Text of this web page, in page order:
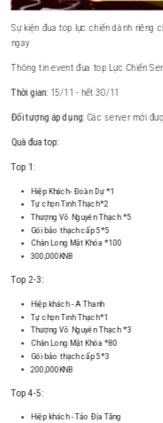
Sự kiện đua top lực chiến dành riêng
ngay
Thông tin event đua top Lực Chiến
Thời gian: 15/11 - hết 30/11
Đối tượng áp dụng:Các server mới
Quà đua top:
Top 1:
Hiệp Khách- Đoàn Dự *1
Tự chọn Tinh Thạch*2
Thượng Võ Nguyên Thạch *5
Gói bảo thạch cấp 5*5
Chân Long Mật Khóa *100
300,000KNB
Top 2-3:
Hiệp khách - A Thanh
Tự chọn Tinh Thạch*1
Thượng Võ Nguyên Thạch *3
Chân Long Mật Khóa *80
Gói bảo thạch cấp 5*3
200,000KNB
Top 4-5:
Hiệp khách - Tảo Địa Tăng